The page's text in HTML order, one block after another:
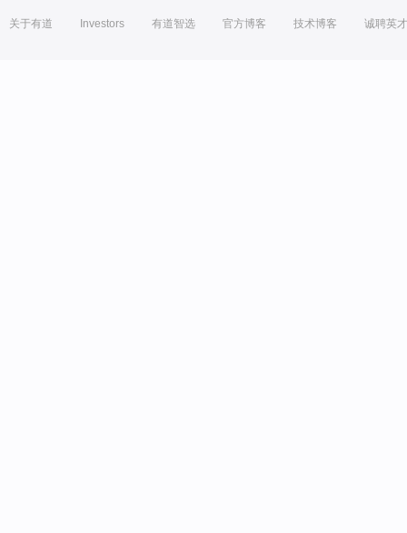
关于有道 Investors 有道智选 官方博客 技术博客 诚聘英才